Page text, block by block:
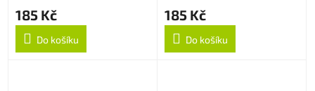
185 Kč
Do košíku
185 Kč
Do košíku